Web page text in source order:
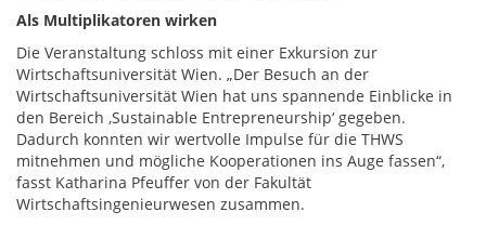
Als Multiplikatoren wirken
Die Veranstaltung schloss mit einer Exkursion zur
Wirtschaftsuniversität Wien. „Der Besuch an der
Wirtschaftsuniversität Wien hat uns spannende Einblicke in
den Bereich ‚Sustainable Entrepreneurship‘ gegeben.
Dadurch konnten wir wertvolle Impulse für die THWS
mitnehmen und mögliche Kooperationen ins Auge fassen“,
fasst Katharina Pfeuffer von der Fakultät
Wirtschaftsingenieurwesen zusammen.